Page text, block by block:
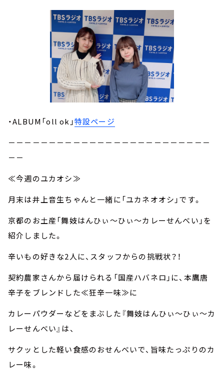
・ALBUM「oll ok」特設ページ
－－－－－－－－－－－－－－－－－－－－－－－－－
－－
≪今週のユカオシ≫
月末は井上音生ちゃんと一緒に「ユカネオオシ」です。
京都のお土産「舞妓はんひぃ～ひぃ～カレーせんべい」を
紹介しました。
辛いもの好きな2人に、スタッフからの挑戦状？！
契約農家さんから届けられる「国産ハバネロ」に、本鷹唐
辛子をブレンドした≪狂辛一味≫に
カレーパウダーなどをまぶした『舞妓はんひぃ～ひぃ～カ
レーせんべい』は、
サクッとした軽い食感のおせんべいで、旨味たっぷりのカ
レー味。